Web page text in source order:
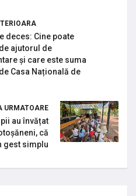
deces: Cine poate
ajutorul de
și care este suma
Casa Națională de
URMATOARE
au învățat
că
gest simplu